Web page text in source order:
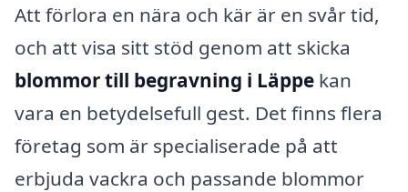
Att förlora en nära och kär är en svår tid,
och att visa sitt stöd genom att skicka
blommor till begravning i Läppe kan
vara en betydelsefull gest. Det finns flera
företag som är specialiserade på att
erbjuda vackra och passande blommor